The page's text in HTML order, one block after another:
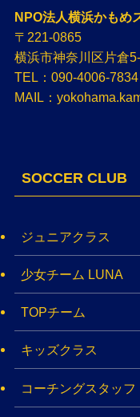
NPO法人横浜かもめ
〒221-0865
横浜市神奈川区片倉
TEL：090-4006-7834
MAIL：
SOCCER CLUB
ジュニアクラス
少女チーム LUNA
TOPチーム
キッズクラス
コーチングスタッフ